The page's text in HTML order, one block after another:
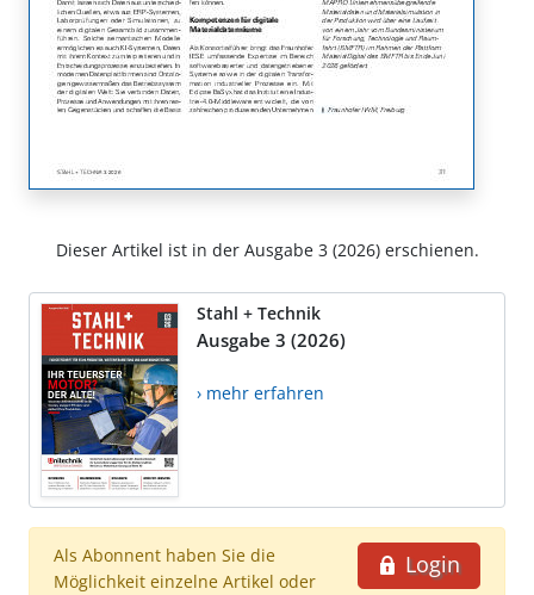
Dieser Artikel ist in der Ausgabe 3 (2026) erschienen.
Stahl + Technik
Ausgabe 3 (2026)
› mehr erfahren
Login
Als Abonnent haben Sie die
Möglichkeit einzelne Artikel oder